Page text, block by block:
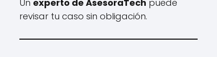
Un experto de AsesoraTech puede
revisar tu caso sin obligación.